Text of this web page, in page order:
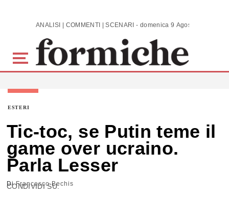
Skip to main content ANALISI | COMMENTI | SCENARI - domenica 9 Agosto 2026
ESTERI
Tic-toc, se Putin teme il
game over ucraino.
Parla Lesser
DiFrancesco Bechis
CONDIVIDI SU: